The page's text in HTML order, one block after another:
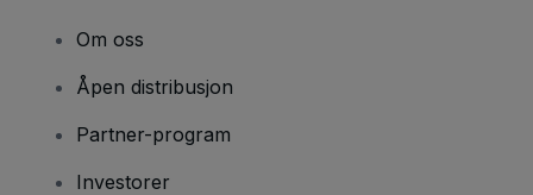
Om oss
Åpen distribusjon
Partner-program
Investorer